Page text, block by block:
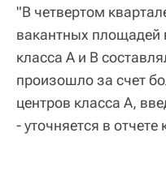
"В четвертом
вакантных
класса А и В
произошло за счет
центров класса А,
- уточняется в